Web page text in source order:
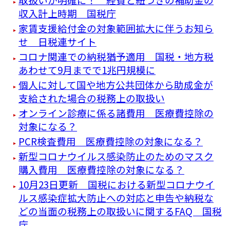
収入計上時期 国税庁
家賃支援給付金の対象範囲拡大に伴うお知ら
せ 日税連サイト
コロナ関連での納税猶予適用 国税・地方税
あわせて9月までで1兆円規模に
個人に対して国や地方公共団体から助成金が
支給された場合の税務上の取扱い
オンライン診療に係る諸費用 医療費控除の
対象になる？
PCR検査費用 医療費控除の対象になる？
新型コロナウイルス感染防止のためのマスク
購入費用 医療費控除の対象になる？
10月23日更新 国税における新型コロナウイ
ルス感染症拡大防止への対応と申告や納税な
どの当面の税務上の取扱いに関するFAQ 国税